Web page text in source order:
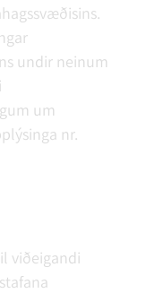
undir neinum
um
nr.
viðeigandi